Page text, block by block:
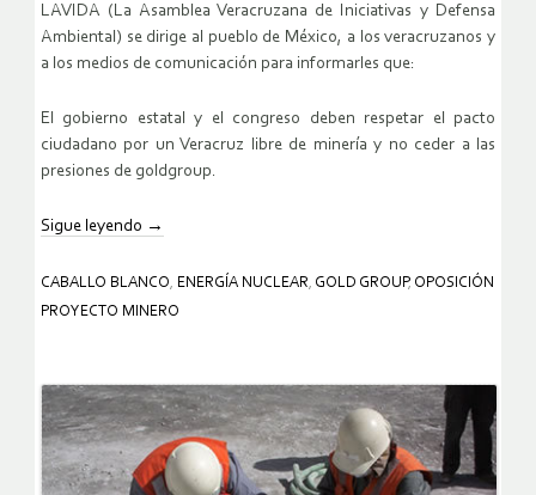
LAVIDA (La Asamblea Veracruzana de Iniciativas y Defensa
Ambiental) se dirige al pueblo de México, a los veracruzanos y
a los medios de comunicación para informarles que:
El gobierno estatal y el congreso deben respetar el pacto
ciudadano por un Veracruz libre de minería y no ceder a las
presiones de goldgroup.
Sigue leyendo →
CABALLO BLANCO ENERGÍA NUCLEAR GOLD GROUP, OPOSICIÓN
PROYECTO MINERO